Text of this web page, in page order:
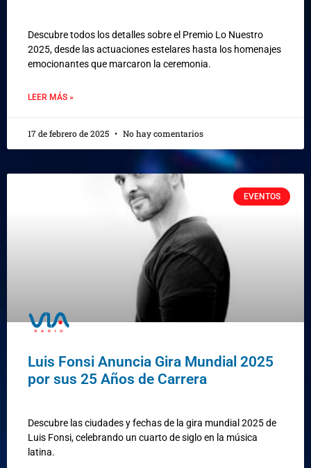
Descubre todos los detalles sobre el Premio Lo Nuestro
2025, desde las actuaciones estelares hasta los homenajes
emocionantes que marcaron la ceremonia.
LEER MÁS »
17 de febrero de 2025 No hay comentarios
EVENTOS
Luis Fonsi Anuncia Gira Mundial 2025
por sus 25 Años de Carrera
Descubre las ciudades y fechas de la gira mundial 2025 de
Luis Fonsi, celebrando un cuarto de siglo en la música
latina.